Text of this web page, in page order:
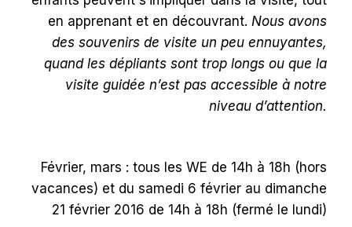
en apprenant et en découvrant. Nous avons
des souvenirs de visite un peu ennuyantes,
quand les dépliants sont trop longs ou que la
visite guidée n’est pas accessible à notre
niveau d’attention.
Février, mars : tous les WE de 14h à 18h (hors
vacances) et du samedi 6 février au dimanche
21 février 2016 de 14h à 18h (fermé le lundi)